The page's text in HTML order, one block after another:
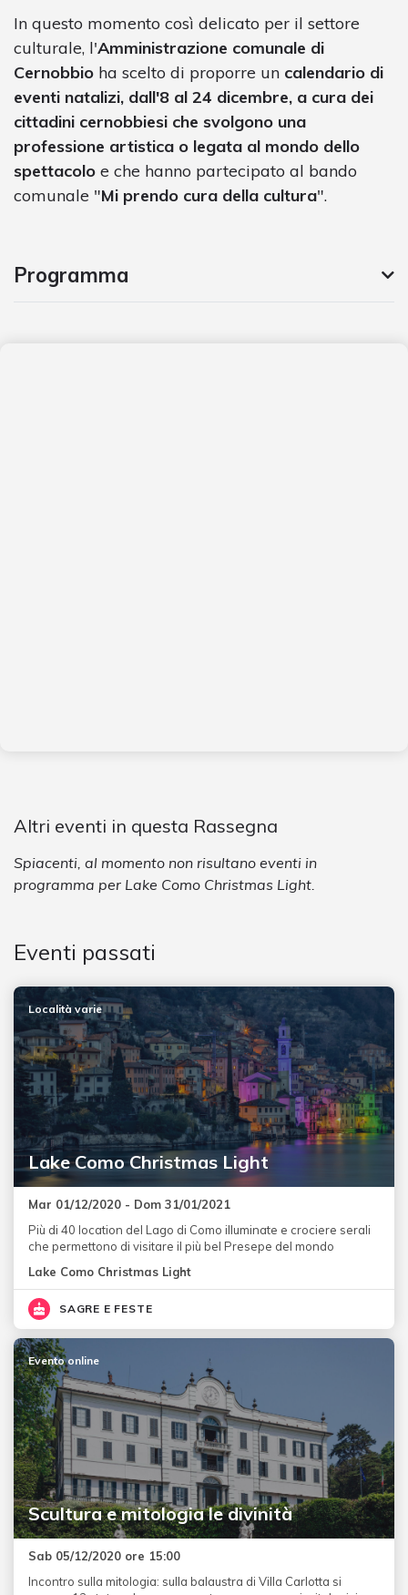
In questo momento così delicato per il settore
culturale, l'Amministrazione comunale di
Cernobbio ha scelto di proporre un calendario di
eventi natalizi, dall'8 al 24 dicembre, a cura dei
cittadini cernobbiesi che svolgono una
professione artistica o legata al mondo dello
spettacolo e che hanno partecipato al bando
comunale "Mi prendo cura della cultura".
Programma
Altri eventi in questa Rassegna
Spiacenti, al momento non risultano eventi in
programma per Lake Como Christmas Light.
Eventi passati
Lake Como Christmas Light
Località varie
Mar 01/12/2020 - Dom 31/01/2021
Più di 40 location del Lago di Como illuminate e crociere serali
che permettono di visitare il più bel Presepe del mondo
Lake Como Christmas Light
SAGRE E FESTE
Scultura e mitologia le divinità
Evento online
Sab 05/12/2020 ore 15:00
Incontro sulla mitologia: sulla balaustra di Villa Carlotta si